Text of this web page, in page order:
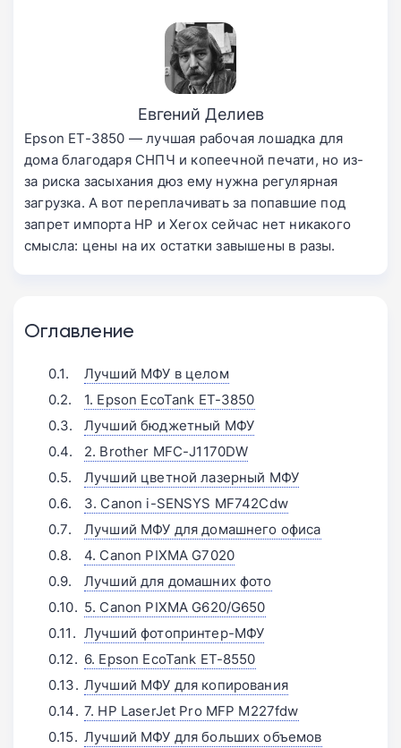
Евгений Делиев
Epson ET-3850 — лучшая рабочая лошадка для
дома благодаря СНПЧ и копеечной печати, но из-
за риска засыхания дюз ему нужна регулярная
загрузка. А вот переплачивать за попавшие под
запрет импорта HP и Xerox сейчас нет никакого
смысла: цены на их остатки завышены в разы.
Оглавление
Лучший МФУ в целом
1. Epson EcoTank ET-3850
Лучший бюджетный МФУ
2. Brother MFC-J1170DW
Лучший цветной лазерный МФУ
3. Canon i-SENSYS MF742Cdw
Лучший МФУ для домашнего офиса
4. Canon PIXMA G7020
Лучший для домашних фото
5. Canon PIXMA G620/G650
Лучший фотопринтер-МФУ
6. Epson EcoTank ET-8550
Лучший МФУ для копирования
7. HP LaserJet Pro MFP M227fdw
Лучший МФУ для больших объемов